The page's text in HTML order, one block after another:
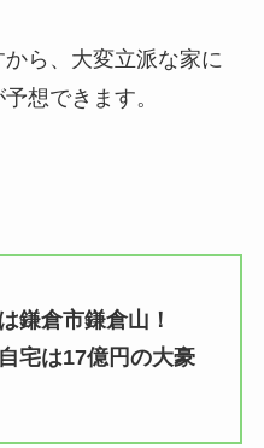
から、大変立派な家に
想できます。
鎌倉市鎌倉山！
宅は17億円の大豪